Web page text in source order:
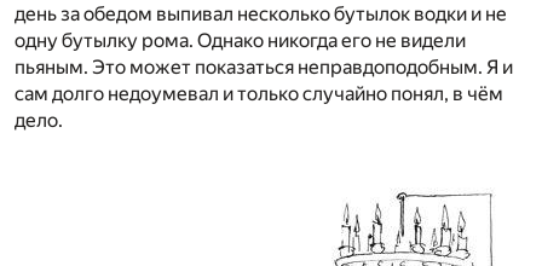
день за обедом выпивал несколько бутылок водки и не
одну бутылку рома. Однако никогда его не видели
пьяным. Это может показаться неправдоподобным. Я и
сам долго недоумевал и только случайно понял, в чём
дело.